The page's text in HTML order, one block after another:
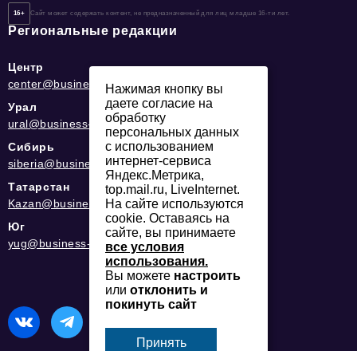
16+ Сайт может содержать контент, не предназначенный для лиц младше 16-ти лет.
Региональные редакции
Центр
center@business-magazine.online
Урал
ural@business-magazine.online
Сибирь
siberia@business-magazine.online
Татарстан
Kazan@business-magazine.online
Юг
yug@business-magazine.online
Нажимая кнопку вы
даете согласие на
обработку
персональных данных
с использованием
интернет-сервиса
Яндекс.Метрика,
top.mail.ru, LiveInternet.
На сайте используются
cookie. Оставаясь на
сайте, вы принимаете
все условия
использования.
Вы можете настроить
или отклонить и
покинуть сайт
Принять